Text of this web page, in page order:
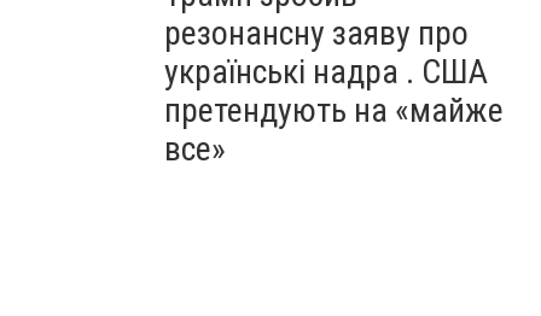
резонансну заяву про
українські надра . США
претендують на «майже
все»